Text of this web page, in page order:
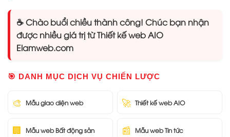
☕ Chào buổi chiều thành công! Chúc bạn nhận
được nhiều giá trị từ Thiết kế web AIO
Elamweb.com
🎯 DANH MỤC DỊCH VỤ CHIẾN LƯỢC
🎨 Mẫu giao diện web 🚀 Thiết kế web AIO
🏢 Mẫu web Bất động sản 📰 Mẫu web Tin tức